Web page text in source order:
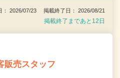
： 2026/07/23 掲載終了日： 2026/08/21
掲載終了まであと12日
販売スタッフ